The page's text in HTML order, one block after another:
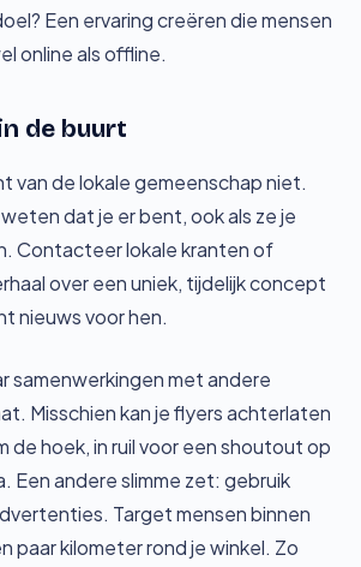
Een ervaring creëren die mensen
online als offline.
de buurt
van de lokale gemeenschap niet.
dat je er bent, ook als ze je
Contacteer lokale kranten of
over een uniek, tijdelijk concept
nieuws voor hen.
samenwerkingen met andere
Misschien kan je flyers achterlaten
de hoek, in ruil voor een shoutout op
Een andere slimme zet: gebruik
Target mensen binnen
paar kilometer rond je winkel. Zo